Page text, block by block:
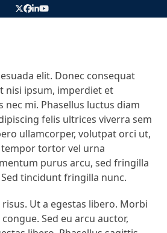
Twitter
Facebook
LinkedIn
YouTube
elit. Donec consequat
nisi ipsum, imperdiet et
nec mi. Phasellus luctus diam
felis ultrices viverra sem
ullamcorper, volutpat orci ut,
tortor vel urna
purus arcu, sed fringilla
tincidunt fringilla nunc.
Ut a egestas libero. Morbi
Sed eu arcu auctor,